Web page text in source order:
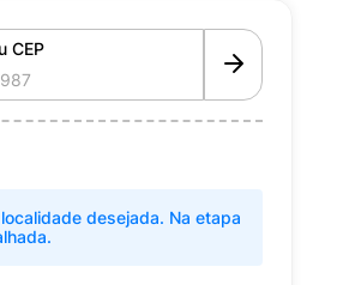
CEP
desejada. Na etapa